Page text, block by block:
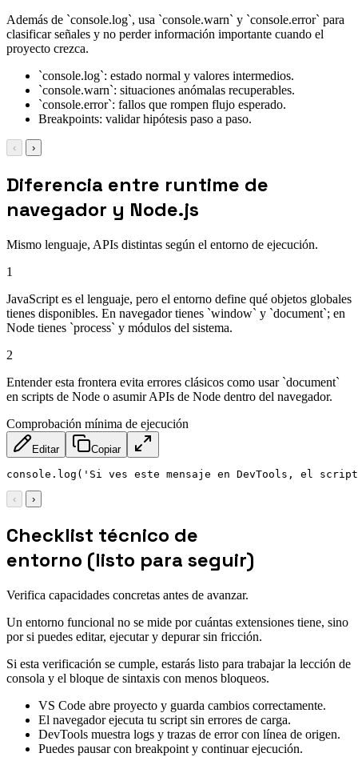
Además de `console.log`, usa `console.warn` y `console.error` para
clasificar señales y no perder información importante cuando el
proyecto crezca.
`console.log`: estado normal y valores intermedios.
`console.warn`: situaciones anómalas recuperables.
`console.error`: fallos que rompen flujo esperado.
Breakpoints: validar hipótesis paso a paso.
‹ ›
Diferencia entre runtime de
navegador y Node.js
Mismo lenguaje, APIs distintas según el entorno de ejecución.
1
JavaScript es el lenguaje, pero el entorno define qué objetos globales
tienes disponibles. En navegador tienes `window` y `document`; en
Node tienes `process` y módulos del sistema.
2
Entender esta frontera evita errores clásicos como usar `document`
en scripts de Node o asumir APIs de Node dentro del navegador.
Comprobación mínima de ejecución
Editar Copiar
console . log ( 'Si ves este mensaje en DevTools, el
‹ ›
Checklist técnico de
entorno (listo para seguir)
Verifica capacidades concretas antes de avanzar.
Un entorno funcional no se mide por cuántas extensiones tiene, sino
por si puedes editar, ejecutar y depurar sin fricción.
Si esta verificación se cumple, estarás listo para trabajar la lección de
consola y el bloque de sintaxis con menos bloqueos.
VS Code abre proyecto y guarda cambios correctamente.
El navegador ejecuta tu script sin errores de carga.
DevTools muestra logs y trazas de error con línea de origen.
Puedes pausar con breakpoint y continuar ejecución.